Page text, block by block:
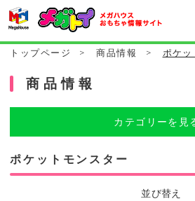
トップページ > 商品情報 > ポケッ
商品情報
カテゴリーを見
ポケットモンスター
並び替え